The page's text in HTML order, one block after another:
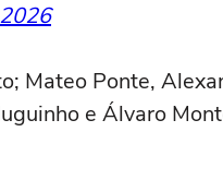
Mateo Ponte,
e Álvaro